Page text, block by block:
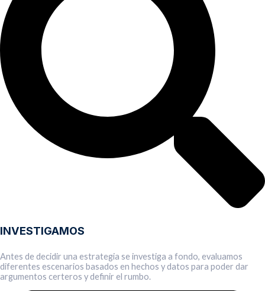
INVESTIGAMOS
Antes de decidir una estrategia se investiga a fondo, evaluamos
diferentes escenarios basados en hechos y datos para poder dar
argumentos certeros y definir el rumbo.